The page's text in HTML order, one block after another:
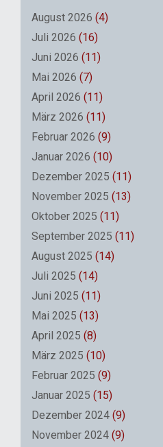
August 2026 (4)
Juli 2026 (16)
Juni 2026 (11)
Mai 2026 (7)
April 2026 (11)
März 2026 (11)
Februar 2026 (9)
Januar 2026 (10)
Dezember 2025 (11)
November 2025 (13)
Oktober 2025 (11)
September 2025 (11)
August 2025 (14)
Juli 2025 (14)
Juni 2025 (11)
Mai 2025 (13)
April 2025 (8)
März 2025 (10)
Februar 2025 (9)
Januar 2025 (15)
Dezember 2024 (9)
November 2024 (9)